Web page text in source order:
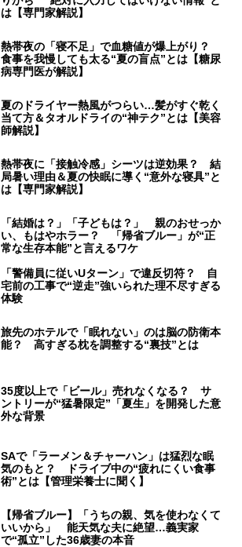
は【専門家解説】
熱帯夜の「寝不足」で血糖値が爆上がり？
食事を我慢しても太る“夏の盲点”とは【糖尿
病専門医が解説】
夏のドライヤー熱風がつらい…髪がすぐ乾く
当て方＆タオルドライの“神テク”とは【美容
師解説】
熱帯夜に「接触冷感」シーツは逆効果？ 結
局暑い理由＆夏の快眠に導く“意外な寝具”と
は【専門家解説】
「結婚は？」「子どもは？」 親のおせっか
い、もはやホラー？ 「帰省ブルー」が“正
常な生存本能”と言えるワケ
「警備員に従いUターン」で違反切符？ 自
宅前の工事で“逆走”強いられた理不尽すぎる
体験
旅先のホテルで「眠れない」のは脳の防衛本
能？ 高すぎる枕を調整する“裏技”とは
35度以上で「ビール」売れなくなる？ サ
ントリーが“猛暑限定”「夏生」を開発した意
外な背景
SAで「ラーメン＆チャーハン」は猛烈な眠
気のもと？ ドライブ中の“疲れにくい食事
術”とは【管理栄養士に聞く】
【帰省ブルー】「うちの親、気を使わなくて
いいから」 能天気な夫に絶望…義実家
で“孤立”した36歳妻の本音